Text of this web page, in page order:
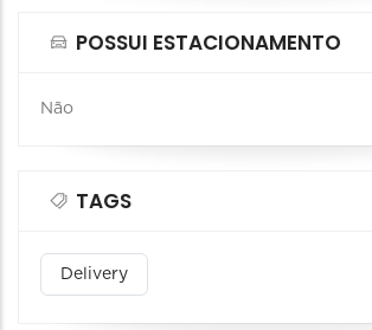
POSSUI ESTACIONAMENTO
Não
TAGS
Delivery